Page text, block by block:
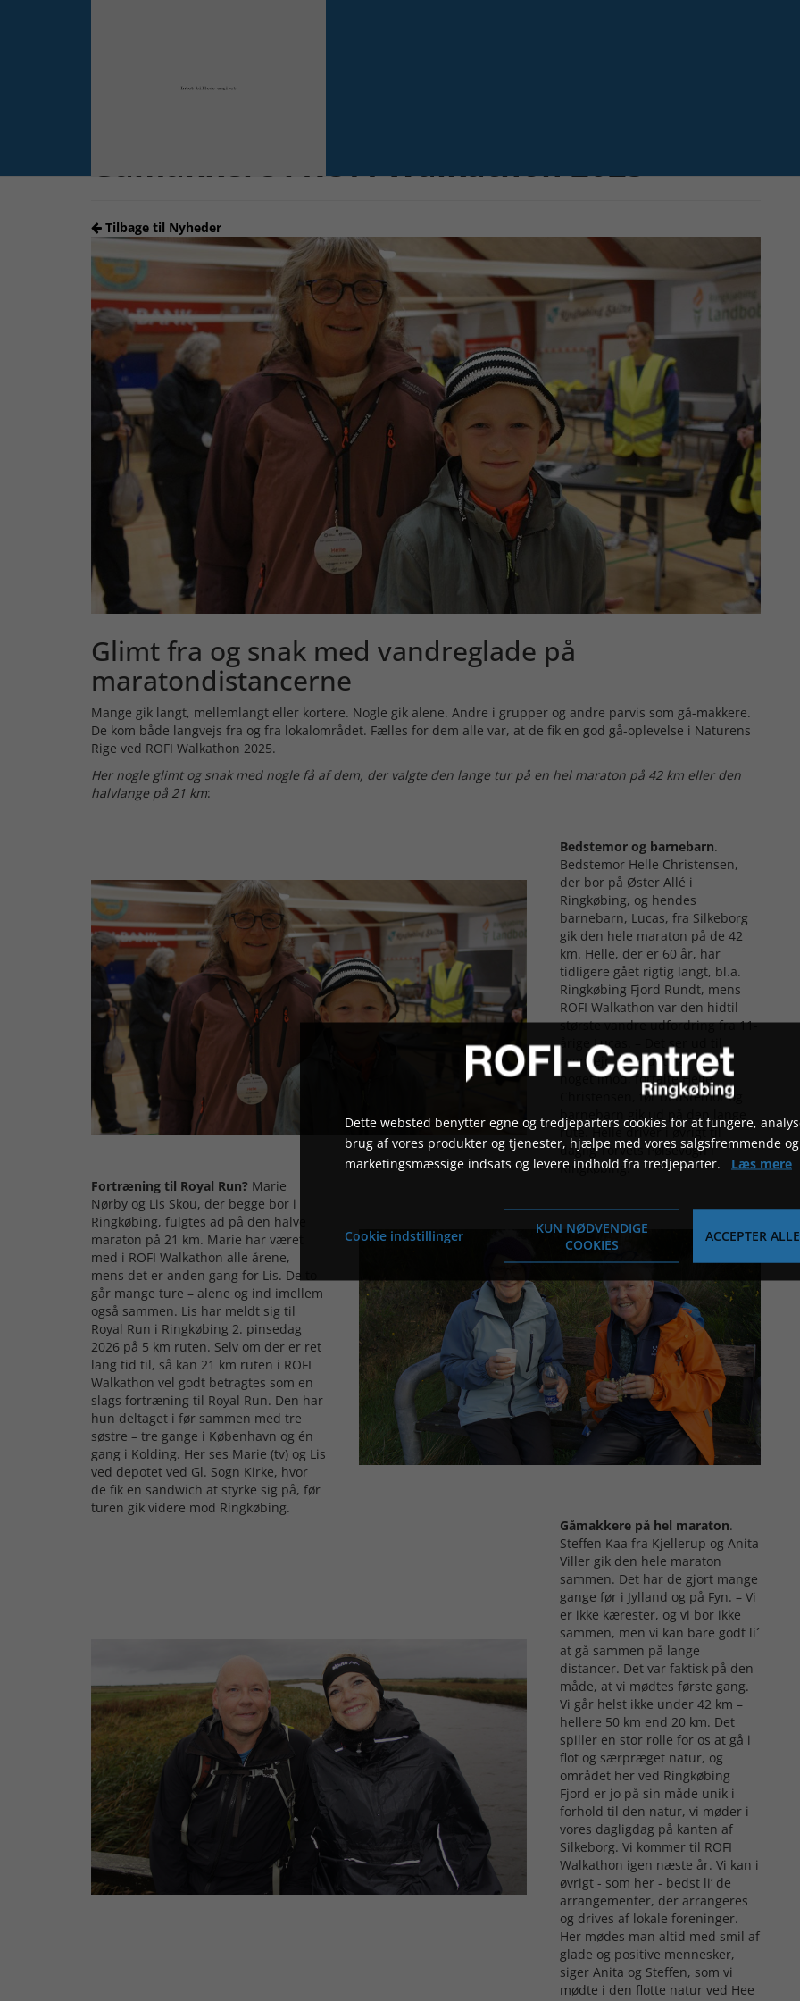
Gåmakkere i ROFI Walkathon 2025
Tilbage til Nyheder
Glimt fra og snak med vandreglade på
maratondistancerne
Mange gik langt, mellemlangt eller kortere. Nogle gik alene. Andre i grupper og andre parvis som gå-makkere.
De kom både langvejs fra og fra lokalområdet. Fælles for dem alle var, at de fik en god gå-oplevelse i Naturens
Rige ved ROFI Walkathon 2025.
Her nogle glimt og snak med nogle få af dem, der valgte den lange tur på en hel maraton på 42 km eller den
halvlange på 21 km:
Bedstemor og barnebarn.
Bedstemor Helle Christensen,
der bor på Øster Allé i
Ringkøbing, og hendes
barnebarn, Lucas, fra Silkeborg
gik den hele maraton på de 42
km. Helle, der er 60 år, har
tidligere gået rigtig langt, bl.a.
Ringkøbing Fjord Rundt, mens
ROFI Walkathon var den hidtil
største vandre udfordring fra 11-
årige Lucas. – Det ser ud til
regnvejr, men det har vi ikke
noget imod, fortalte Helle
Christensen, før bedstemor og
barnebarn gik ud på den lange
rute. Helle driver i øvrigt til
daglig Torvets Pølsevogn i
Ringkøbing.
Fortræning til Royal Run? Marie
Nørby og Lis Skou, der begge bor i
Ringkøbing, fulgtes ad på den halve
maraton på 21 km. Marie har været
med i ROFI Walkathon alle årene,
mens det er anden gang for Lis. De to
går mange ture – alene og ind imellem
også sammen. Lis har meldt sig til
Royal Run i Ringkøbing 2. pinsedag
2026 på 5 km ruten. Selv om der er ret
lang tid til, så kan 21 km ruten i ROFI
Walkathon vel godt betragtes som en
slags fortræning til Royal Run. Den har
hun deltaget i før sammen med tre
søstre – tre gange i København og én
gang i Kolding. Her ses Marie (tv) og Lis
ved depotet ved Gl. Sogn Kirke, hvor
de fik en sandwich at styrke sig på, før
turen gik videre mod Ringkøbing.
Gåmakkere på hel maraton.
Steffen Kaa fra Kjellerup og Anita
Viller gik den hele maraton
sammen. Det har de gjort mange
gange før i Jylland og på Fyn. – Vi
er ikke kærester, og vi bor ikke
sammen, men vi kan bare godt li´
at gå sammen på lange
distancer. Det var faktisk på den
måde, at vi mødtes første gang.
Vi går helst ikke under 42 km –
hellere 50 km end 20 km. Det
spiller en stor rolle for os at gå i
flot og særpræget natur, og
området her ved Ringkøbing
Fjord er jo på sin måde unik i
forhold til den natur, vi møder i
vores dagligdag på kanten af
Silkeborg. Vi kommer til ROFI
Walkathon igen næste år. Vi kan i
øvrigt - som her - bedst li’ de
arrangementer, der arrangeres
og drives af lokale foreninger.
Her mødes man altid med smil af
glade og positive mennesker,
siger Anita og Steffen, som vi
mødte i den flotte natur ved Hee
Dette websted benytter egne og tredjeparters cookies for at fungere,
brug af vores produkter og tjenester, hjælpe med vores salgsfremmende og
marketingsmæssige indsats og levere indhold fra tredjeparter. Læs mere
Cookie indstillinger
KUN NØDVENDIGE
COOKIES
ACCEPTER